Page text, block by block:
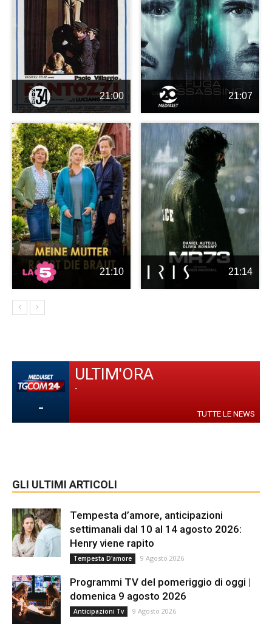
21:00 21:07
21:10 21:14
-
ULTIM'ORA
-
TUTTE LE NEWS
GLI ULTIMI ARTICOLI
Tempesta d’amore, anticipazioni
settimanali dal 10 al 14 agosto 2026:
Henry viene rapito
Tempesta D'amore 9 Agosto 2026
Programmi TV del pomeriggio di oggi |
domenica 9 agosto 2026
Anticipazioni Tv 9 Agosto 2026